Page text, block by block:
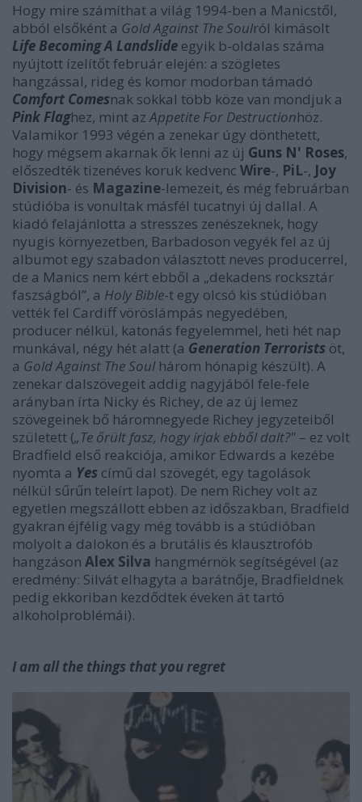
Hogy mire számíthat a világ 1994-ben a Manicstől,
abból elsőként a Gold Against The Soulról kimásolt
Life Becoming A Landslide egyik b-oldalas száma
nyújtott ízelítőt február elején: a szögletes
hangzással, rideg és komor modorban támadó
Comfort Comesnak sokkal több köze van mondjuk a
Pink Flaghez, mint azAppetite For Destructionhöz.
Valamikor 1993 végén a zenekar úgy dönthetett,
hogy mégsem akarnak ők lenni az új Guns N' Roses,
előszedték tizenéves koruk kedvenc Wire-, PiL-, Joy
Division- és Magazine-lemezeit, és még februárban
stúdióba is vonultak másfél tucatnyi új dallal. A
kiadó felajánlotta a stresszes zenészeknek, hogy
nyugis környezetben, Barbadoson vegyék fel az új
albumot egy szabadon választott neves producerrel,
de a Manics nem kért ebből a „dekadens rocksztár
faszságból”, a Holy Bible-t egy olcsó kis stúdióban
vették fel Cardiff vöröslámpás negyedében,
producer nélkül, katonás fegyelemmel, heti hét nap
munkával, négy hét alatt (a Generation Terrorists öt,
a Gold Against The Soulhárom hónapig készült). A
zenekar dalszövegeit addig nagyjából fele-fele
arányban írta Nicky és Richey, de az új lemez
szövegeinek bő háromnegyede Richey jegyzeteiből
született („Te őrült fasz, hogy írjak ebből dalt?" – ez volt
Bradfield első reakciója, amikor Edwards a kezébe
nyomta a Yes című dal szövegét, egy tagolások
nélkül sűrűn teleírt lapot). De nem Richey volt az
egyetlen megszállott ebben az időszakban, Bradfield
gyakran éjfélig vagy még tovább is a stúdióban
molyolt a dalokon és a brutális és klausztrofób
hangzáson Alex Silva hangmérnök segítségével (az
eredmény: Silvát elhagyta a barátnője, Bradfieldnek
pedig ekkoriban kezdődtek éveken át tartó
alkoholproblémái).
I am all the things that you regret